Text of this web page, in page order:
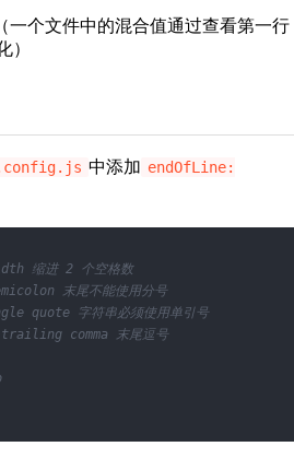
一个文件中的混合值通过查看第一行
）
中添加 endOfLine:
缩进 2 个空格数
末尾不能使用分号
quote 字符串必须使用单引号
comma 末尾逗号